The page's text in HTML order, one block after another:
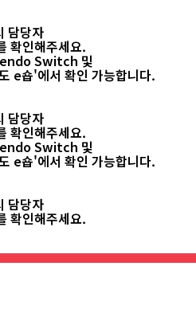
담당자
확인해주세요.
Switch 및
숍'에서 확인 가능합니다.
담당자
확인해주세요.
Switch 및
숍'에서 확인 가능합니다.
담당자
확인해주세요.